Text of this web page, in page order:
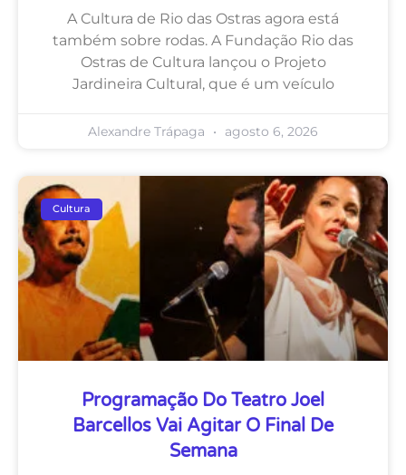
A Cultura de Rio das Ostras agora está
também sobre rodas. A Fundação Rio das
Ostras de Cultura lançou o Projeto
Jardineira Cultural, que é um veículo
Alexandre Trápaga agosto 6, 2026
Cultura
Programação Do Teatro Joel
Barcellos Vai Agitar O Final De
Semana